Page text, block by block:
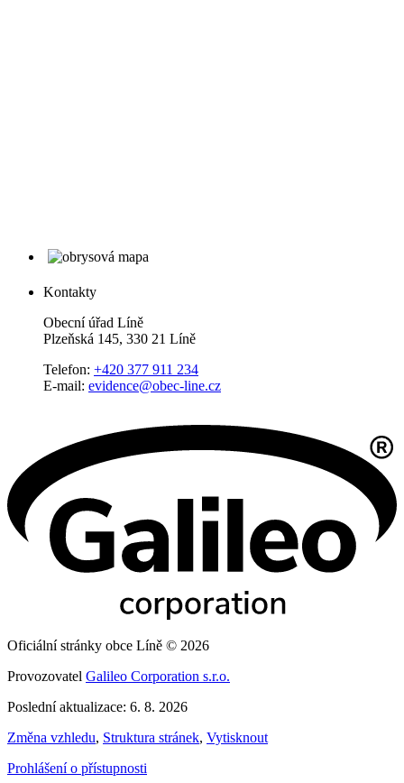
Kontakty
Obecní úřad Líně
Plzeňská 145, 330 21 Líně
Telefon: +420 377 911 234
E-mail: evidence@obec-line.cz
Oficiální stránky obce Líně © 2026
Provozovatel Galileo Corporation s.r.o.
Poslední aktualizace: 6. 8. 2026
Změna vzhledu, Struktura stránek, Vytisknout
Prohlášení o přístupnosti